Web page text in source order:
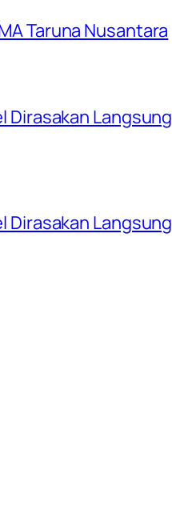
Taruna Nusantara
Dirasakan Langsung
Dirasakan Langsung